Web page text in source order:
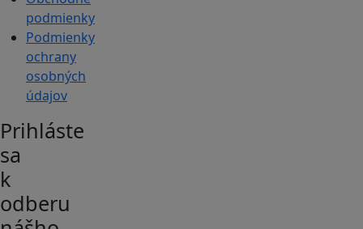
podmienky
Podmienky
ochrany
osobných
údajov
Prihláste
sa
k
odberu